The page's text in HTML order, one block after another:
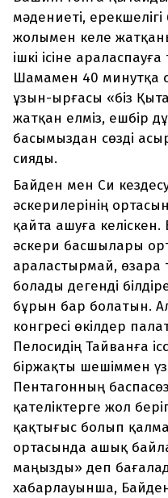
мәдениеті,
жолымен келе
ішкі ісіне араласпауға
Шамамен 40 минутқа
ұзын-ырғасы «біз
жатқан елміз, ешбір
басымыздан сөзді
сияды.
Байден мен Си
әскерилерінің
қайта ашуға
әскери басшылары
араластырмай, өзара
болады дегенді
бұрын бар болатын.
конгресі өкілдер
Пелосидің Тайванға
біржақты шешіммен
Пентагонның
қателіктерге жол
қақтығыс болып
ортасында ашық
маңызды» деп
хабарлауынша,